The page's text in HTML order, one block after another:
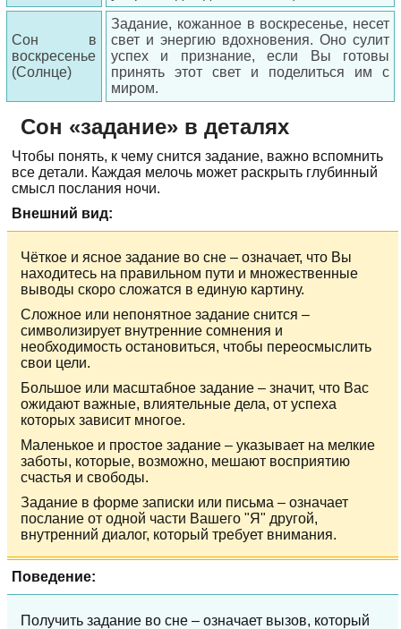
Сон в
воскресенье
(Солнце)
Задание, кожанное в воскресенье, несет
свет и энергию вдохновения. Оно сулит
успех и признание, если Вы готовы
принять этот свет и поделиться им с
миром.
Сон «задание» в деталях
Чтобы понять, к чему снится задание, важно вспомнить
все детали. Каждая мелочь может раскрыть глубинный
смысл послания ночи.
Внешний вид:
Чёткое и ясное задание во сне – означает, что Вы
находитесь на правильном пути и множественные
выводы скоро сложатся в единую картину.
Сложное или непонятное задание снится –
символизирует внутренние сомнения и
необходимость остановиться, чтобы переосмыслить
свои цели.
Большое или масштабное задание – значит, что Вас
ожидают важные, влиятельные дела, от успеха
которых зависит многое.
Маленькое и простое задание – указывает на мелкие
заботы, которые, возможно, мешают восприятию
счастья и свободы.
Задание в форме записки или письма – означает
послание от одной части Вашего "Я" другой,
внутренний диалог, который требует внимания.
Поведение:
Получить задание во сне – означает вызов, который